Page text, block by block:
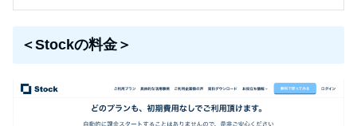
＜Stockの料金＞